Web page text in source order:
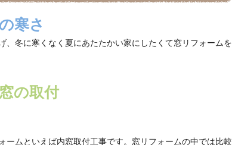
寒さ
、冬に寒くなく夏にあたたかい家にしたくて窓リフォームを
の取付
ームといえば内窓取付工事です。窓リフォームの中では比較